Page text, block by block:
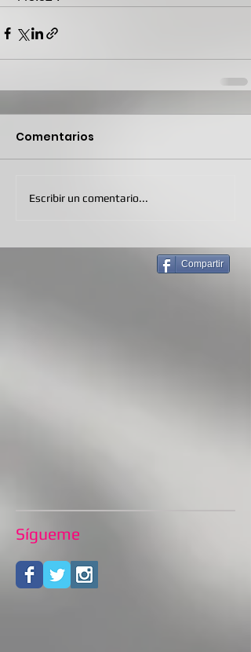
Comentarios
Escribir un comentario...
Compartir
Sígueme